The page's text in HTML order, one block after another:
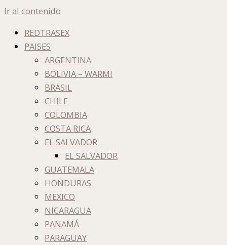
Ir al contenido
REDTRASEX
PAISES
ARGENTINA
BOLIVIA – WARMI
BRASIL
CHILE
COLOMBIA
COSTA RICA
EL SALVADOR
EL SALVADOR
GUATEMALA
HONDURAS
MEXICO
NICARAGUA
PANAMÁ
PARAGUAY